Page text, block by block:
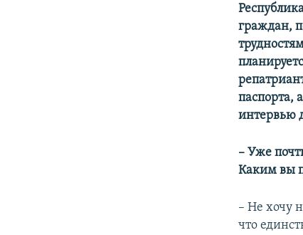
граждан,
паспорта,
интервью
– Уже
Каким вы
– Не хочу
что